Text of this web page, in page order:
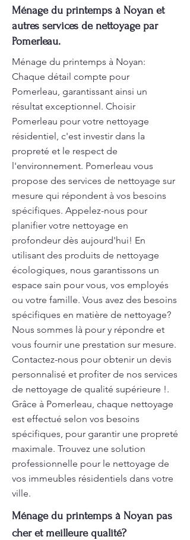
Ménage du printemps à Noyan et
autres services de nettoyage par
Pomerleau.
Ménage du printemps à Noyan:
Chaque détail compte pour
Pomerleau, garantissant ainsi un
résultat exceptionnel. Choisir
Pomerleau pour votre nettoyage
résidentiel, c'est investir dans la
propreté et le respect de
l'environnement. Pomerleau vous
propose des services de nettoyage sur
mesure qui répondent à vos besoins
spécifiques. Appelez-nous pour
planifier votre nettoyage en
profondeur dès aujourd'hui! En
utilisant des produits de nettoyage
écologiques, nous garantissons un
espace sain pour vous, vos employés
ou votre famille. Vous avez des besoins
spécifiques en matière de nettoyage?
Nous sommes là pour y répondre et
vous fournir une prestation sur mesure.
Contactez-nous pour obtenir un devis
personnalisé et profiter de nos services
de nettoyage de qualité supérieure !.
Grâce à Pomerleau, chaque nettoyage
est effectué selon vos besoins
spécifiques, pour garantir une propreté
maximale. Trouvez une solution
professionnelle pour le nettoyage de
vos immeubles résidentiels dans votre
ville.
Ménage du printemps à Noyan pas
cher et meilleure qualité?